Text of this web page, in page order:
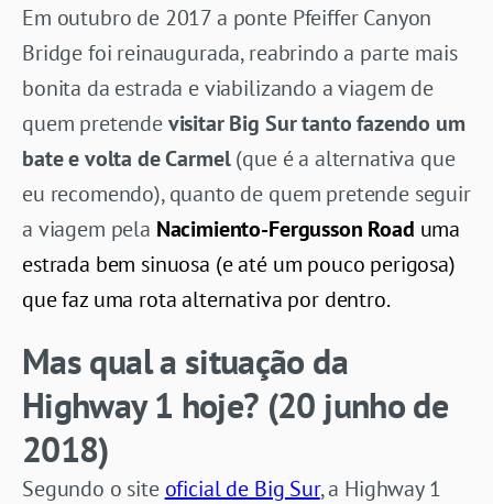
Em outubro de 2017 a ponte Pfeiffer Canyon
Bridge foi reinaugurada, reabrindo a parte mais
bonita da estrada e viabilizando a viagem de
quem pretendevisitar Big Sur tanto fazendo um
bate e volta de Carmel(que é a alternativa que
eu recomendo), quanto de quem pretende seguir
a viagem pela Nacimiento-Fergusson Road uma
estrada bem sinuosa (e até um pouco perigosa)
que faz uma rota alternativa por dentro.
Mas qual a situação da
Highway 1 hoje? (20 junho de
2018)
Segundo o site oficial de Big Sur, a Highway 1